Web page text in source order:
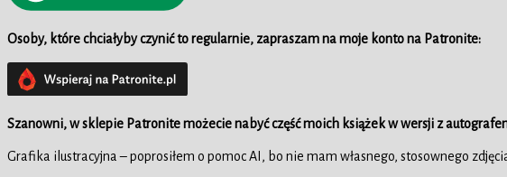
Osoby, które chciałyby czynić to regularnie, zapraszam na moje konto na Patronite:
Szanowni, wsklepie Patronite możecie nabyć część moich książek w wersji z
Grafika ilustracyjna – poprosiłem o pomoc AI, bo nie mam własnego, stosownego